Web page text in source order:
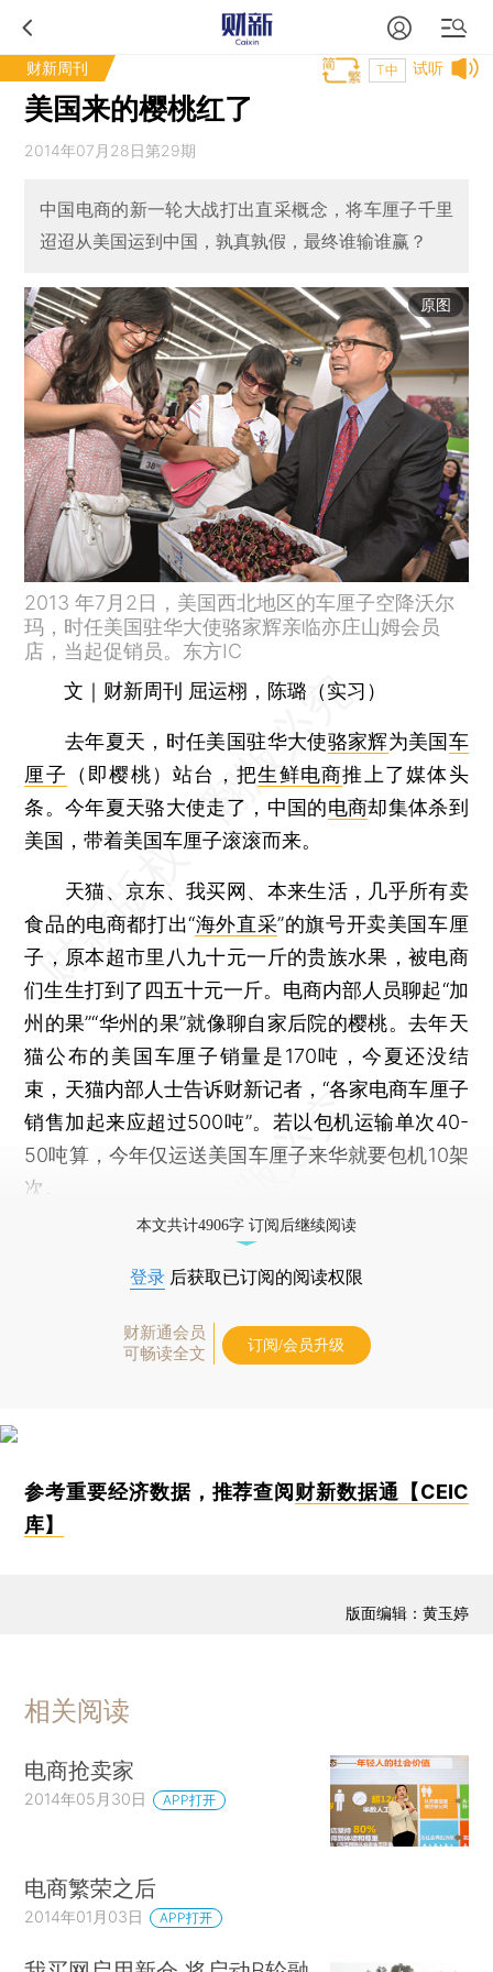
财新周刊 试听
T中
美国来的樱桃红了
2014年07月28日第29期
中国电商的新一轮大战打出直采概念，将车厘子千里
迢迢从美国运到中国，孰真孰假，最终谁输谁赢？
原图
2013 年7月2日，美国西北地区的车厘子空降沃尔
玛，时任美国驻华大使骆家辉亲临亦庄山姆会员
店，当起促销员。东方IC
文｜财新周刊 屈运栩，陈璐（实习）
去年夏天，时任美国驻华大使骆家辉为美国车
厘子 （即樱桃）站台，把生鲜电商推上了媒体头
条。今年夏天骆大使走了，中国的电商却集体杀到
美国，带着美国车厘子滚滚而来。
天猫、京东、我买网、本来生活，几乎所有卖
食品的电商都打出“海外直采”的旗号开卖美国车厘
子，原本超市里八九十元一斤的贵族水果，被电商
们生生打到了四五十元一斤。电商内部人员聊起“加
州的果”“华州的果”就像聊自家后院的樱桃。去年天
猫公布的美国车厘子销量是170吨，今夏还没结
束，天猫内部人士告诉财新记者，“各家电商车厘子
销售加起来应超过500吨”。若以包机运输单次40-
50吨算，今年仅运送美国车厘子来华就要包机10架
次。
本文共计4906字 订阅后继续阅读
登录 后获取已订阅的阅读权限
财新通会员
可畅读全文
订阅/会员升级
参考重要经济数据，推荐查阅 财新数据通【CEIC
库】
版面编辑：黄玉婷
相关阅读
电商抢卖家
2014年05月30日 APP打开
电商繁荣之后
2014年01月03日 APP打开